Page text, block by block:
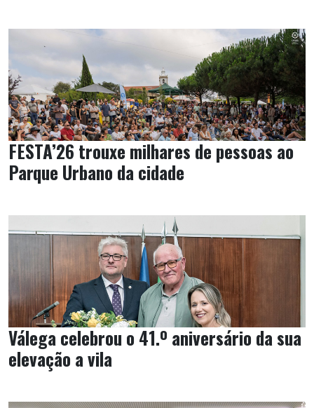
FESTA’26 trouxe milhares de pessoas ao
Parque Urbano da cidade
Válega celebrou o 41.º aniversário da sua
elevação a vila